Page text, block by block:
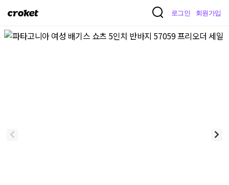
크
켓
로그인 회원가입